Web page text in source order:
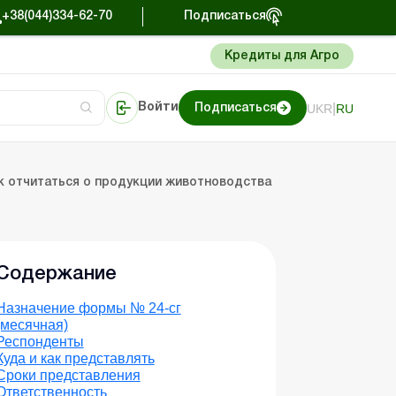
+38(044)334-62-70 Подписаться
Кредиты для Агро
Войти Подписаться UKR RU
о продукции животноводства
формы № 24-сг
и как представлять
представления